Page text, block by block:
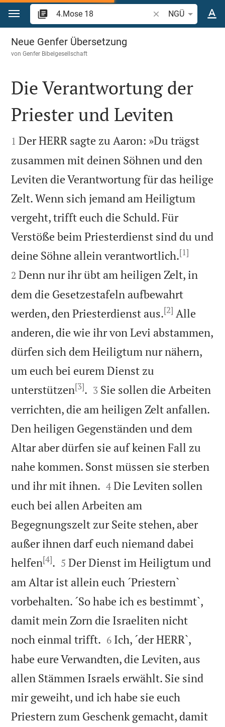
Zum Inhalt springen
Bibelstelle oder
NGÜ
4.Mose 18
Neue Genfer Übersetzung
vonGenfer Bibelgesellschaft

Die Verantwortung der
Priester und Leviten

1 Der HERR sagte zu Aaron: »Du trägst
zusammen mit deinen Söhnen und den
Leviten die Verantwortung für das heilige
Zelt. Wenn sich jemand am Heiligtum
vergeht, trifft euch die Schuld. Für
Verstöße beim Priesterdienst sind du und
deine Söhne allein verantwortlich.[1]
2 Denn nur ihr übt am heiligen Zelt, in
dem die Gesetzestafeln aufbewahrt
werden, den Priesterdienst aus.[2] Alle
anderen, die wie ihr von Levi abstammen,
dürfen sich dem Heiligtum nur nähern,
um euch bei eurem Dienst zu
unterstützen[3]. 

3 Sie sollen die Arbeiten
verrichten, die am heiligen Zelt anfallen.
Den heiligen Gegenständen und dem
Altar aber dürfen sie auf keinen Fall zu
nahe kommen. Sonst müssen sie sterben
und ihr mit ihnen. 

4 Die Leviten sollen
euch bei allen Arbeiten am
Begegnungszelt zur Seite stehen, aber
außer ihnen darf euch niemand dabei
helfen[4]. 

5 Der Dienst im Heiligtum und
am Altar ist allein euch ´Priestern`
vorbehalten. ´So habe ich es bestimmt`,
damit mein Zorn die Israeliten nicht
noch einmal trifft. 

6 Ich, ´der HERR`,
habe eure Verwandten, die Leviten, aus
allen Stämmen Israels erwählt. Sie sind
mir geweiht, und ich habe sie euch
Priestern zum Geschenk gemacht, damit